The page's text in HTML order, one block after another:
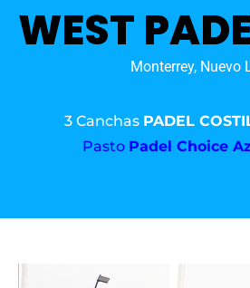
WEST
Monterrey, Nuevo
3 Canchas PADEL
Pasto Padel Choice